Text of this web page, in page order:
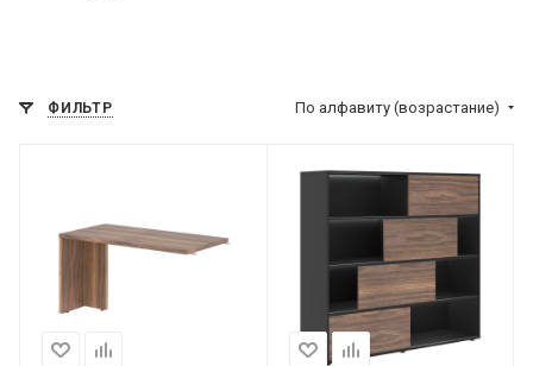
ФИЛЬТР По алфавиту (возрастание)